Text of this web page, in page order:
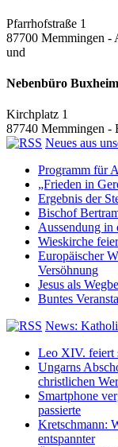
Pfarrhofstraße 1
87700 Memmingen -
und
Nebenbüro
Kirchplatz 1
87740 Memmingen -
Neues aus
Programm für
„Frieden in
Ergebnis der
Bischof
Aussendung
Wieskirche
Europäischer
Versöhnung
Jesus als
Buntes
News:
Leo XIV. feiert
Ungarns
christlichen
Smartphone
passierte
Kretschmann:
entspannter